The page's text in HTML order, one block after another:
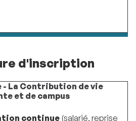
d'inscription
- La Contribution de vie
et de campus
continue (salarié, reprise